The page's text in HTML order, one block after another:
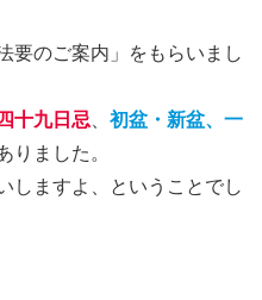
要のご案内」をもらいまし
四十九日忌、 初盆・新盆、一
りました。
しますよ、ということでし